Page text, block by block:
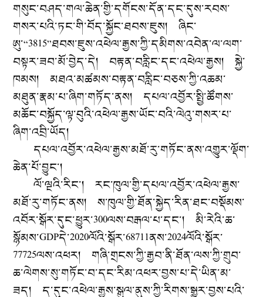
གསུང་བཤད་གལ་ཆེན་གྱི་དགོངས་དོན་དང་དུས་རབས་
གསར་པའི་ཏང་གི་བོད་སྐྱོང་ཐབས་ཇུས། ཞིང་
ཨུ་“3815”ཐབས་ཇུས་འཕེལ་རྒྱས་ཀྱི་དམིགས་འབེན་ལ་ལག་
བསྟར་ཟབ་མོ་བྱེད་དེ། བརྟན་བརླིང་དང་འཕེལ་རྒྱས། སྐྱེ་
ཁམས། མཐའ་མཚམས་བརྟན་བརླིང་བཅས་ཀྱི་འཆམ་
མཐུན་རྣམ་པ་ཞིག་གཏོད་ནས། དཔལ་འབྱོར་སྤྱི་ཚོགས་
མཆོང་བསྐྱོད་ལྟ་བུའི་འཕེལ་རྒྱས་ཡོང་བའི་ལེའུ་གསར་པ་
ཞིག་འབྲི་ཡོད།
དཔལ་འབྱོར་འཕེལ་རྒྱས་མཐོ་རུ་གཏོང་ནས་འགྱུར་ལྡོག་
ཆེན་པོ་བྱུང་།
ལོ་ལྔའི་རིང་། རང་ཁུལ་གྱི་དཔལ་འབྱོར་འཕེལ་རྒྱས་
མཐོ་རུ་གཏོང་ནས། ས་ཁུལ་གྱི་ཐོན་སྐྱེད་རིན་ཐང་བསྡོམས་
འབོར་སྒོར་དུང་ཕྱུར་300ལས་བརྒལ་པ་དང་། མི་རེའི་ཆ་
སྙོམས་GDPདེ་2020ལོའི་སྒོར་68711ནས་2024ལོའི་སྒོར་
77725ལས་འཕར། གཞི་གྲངས་ཀྱི་རྒྱབ་ནི་ཐོན་ལས་ཀྱི་གྲུབ་
ཆ་ལེགས་སུ་གཏོང་བ་དང་རིམ་འཕར་བྱས་པ་དེ་ཡིན་མ་
ཟད། ད་དུང་འཕེལ་རྒྱས་སྒུལ་ནུས་ཀྱི་རིགས་སྒྱུར་བྱས་པའི་